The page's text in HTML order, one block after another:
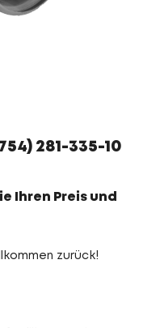
281-335-10
Ihren Preis und
zurück!